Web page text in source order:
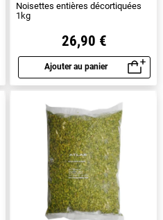
Noisettes entières décortiquées
1kg
26,90 €
Ajouter au panier
Aperçu rapide